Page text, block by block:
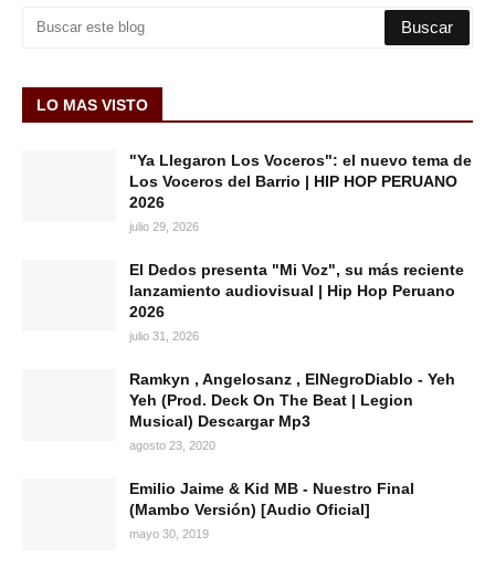
LO MAS VISTO
"Ya Llegaron Los Voceros": el nuevo tema de
Los Voceros del Barrio | HIP HOP PERUANO
2026
julio 29, 2026
El Dedos presenta "Mi Voz", su más reciente
lanzamiento audiovisual | Hip Hop Peruano
2026
julio 31, 2026
Ramkyn , Angelosanz , ElNegroDiablo - Yeh
Yeh (Prod. Deck On The Beat | Legion
Musical) Descargar Mp3
agosto 23, 2020
Emilio Jaime & Kid MB - Nuestro Final
(Mambo Versión) [Audio Oficial]
mayo 30, 2019